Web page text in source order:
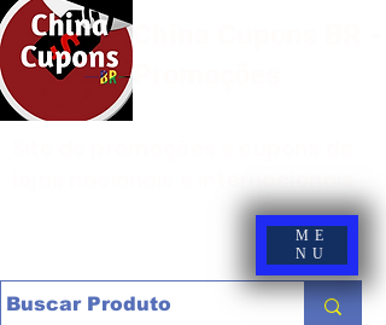
ME
NU